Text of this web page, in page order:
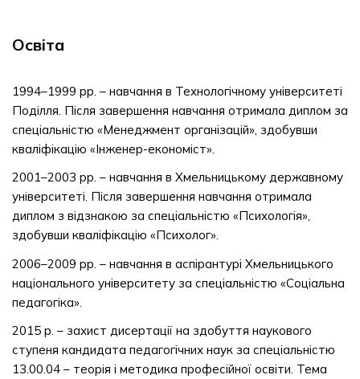
Освіта
1994–1999 рр. – навчання в Технологічному університеті
Поділля. Після завершення навчання отримала диплом за
спеціальністю «Менеджмент організацій», здобувши
кваліфікацію «Інженер-економіст».
2001–2003 рр. – навчання в Хмельницькому державному
університеті. Після завершення навчання отримала
диплом з відзнакою за спеціальністю «Психологія»,
здобувши кваліфікацію «Психолог».
2006–2009 рр. – навчання в аспірантурі Хмельницького
національного університету за спеціальністю «Соціальна
педагогіка».
2015 р. – захист дисертації на здобуття наукового
ступеня кандидата педагогічних наук за спеціальністю
13.00.04 – теорія і методика професійної освіти. Тема